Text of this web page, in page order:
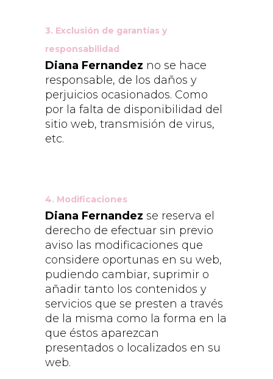
3. Exclusión de garantías y
responsabilidad
Diana Fernandez no se hace
responsable, de los daños y
perjuicios ocasionados. Como
por la falta de disponibilidad del
sitio web, transmisión de virus,
etc.
4. Modificaciones
Diana Fernandez se reserva el
derecho de efectuar sin previo
aviso las modificaciones que
considere oportunas en su web,
pudiendo cambiar, suprimir o
añadir tanto los contenidos y
servicios que se presten a través
de la misma como la forma en la
que éstos aparezcan
presentados o localizados en su
web.